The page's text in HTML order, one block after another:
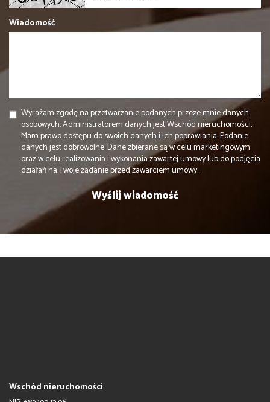
Wiadomość
Wyrażam zgodę na przetwarzanie podanych przeze mnie danych
osobowych. Administratorem danych jest Wschód nieruchomości.
Mam prawo dostępu do swoich danych i ich poprawiania. Podanie
danych jest dobrowolne. Dane zbierane są w celu marketingowym
oraz w celu realizowania i wykonania zawartej umowy lub do podjęcia
działań na Twoje żądanie przed zawarciem umowy.
Wschód nieruchomości